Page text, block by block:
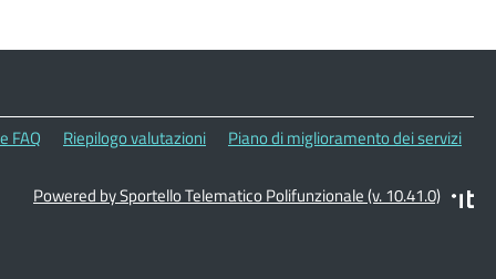
FAQ Riepilogo valutazioni
Piano di miglioramento dei servizi
Powered by Sportello Telematico Polifunzionale (v. 10.41.0)